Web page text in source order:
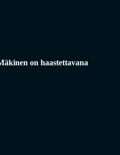
on haastettavana